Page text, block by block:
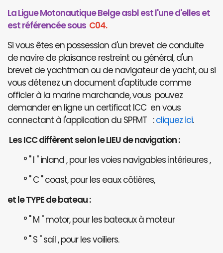
La Ligue Motonautique Belge asbl est l'une d'elles et
est référencée sous C04.
Si vous êtes en possession d'un brevet de conduite
de navire de plaisance restreint ou général, d'un
brevet de yachtman ou de navigateur de yacht, ou si
vous détenez un document d'aptitude comme
officier à la marine marchande, vous pouvez
demander en ligne un certificat ICC en vous
connectant à l'application du SPFMT :cliquez ici.
Les ICC diffèrent selon le LIEU de navigation :
° " I " inland , pour les voies navigables intérieures ,
° " C " coast, pour les eaux côtières,
et le TYPE de bateau :
° " M " motor, pour les bateaux à moteur
° " S " sail , pour les voiliers.